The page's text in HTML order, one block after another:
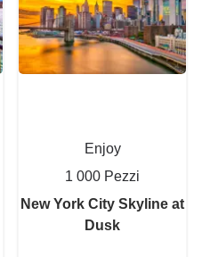
Enjoy
1 000 Pezzi
New York City Skyline at
Dusk